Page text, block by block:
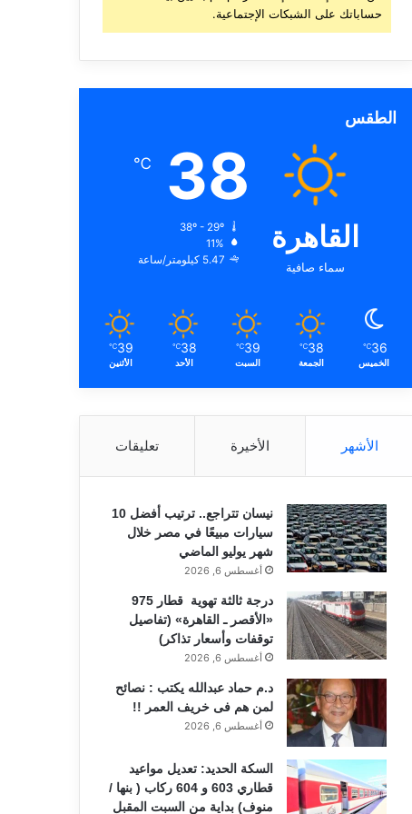
حساباتك على الشبكات الإجتماعية.
الطقس
القاهرة
سماء صافية
38
℃
11%
5.47 كيلومتر/ساعة
36
℃
الخميس
38
℃
الجمعة
39
℃
السبت
38
℃
الأحد
39
℃
الأثنين
الأشهر الأخيرة تعليقات
نيسان تتراجع.. ترتيب أفضل 10
سيارات مبيعًا في مصر خلال
شهر يوليو الماضي
أغسطس 6, 2026
درجة ثالثة تهوية قطار 975
«الأقصر ـ القاهرة» (تفاصيل
توقفات وأسعار تذاكر)
أغسطس 6, 2026
د.م حماد عبدالله يكتب : نصائح
لمن هم فى خريف العمر !!
أغسطس 6, 2026
السكة الحديد: تعديل مواعيد
قطاري 603 و 604 ركاب ( بنها /
منوف) بداية من السبت المقبل